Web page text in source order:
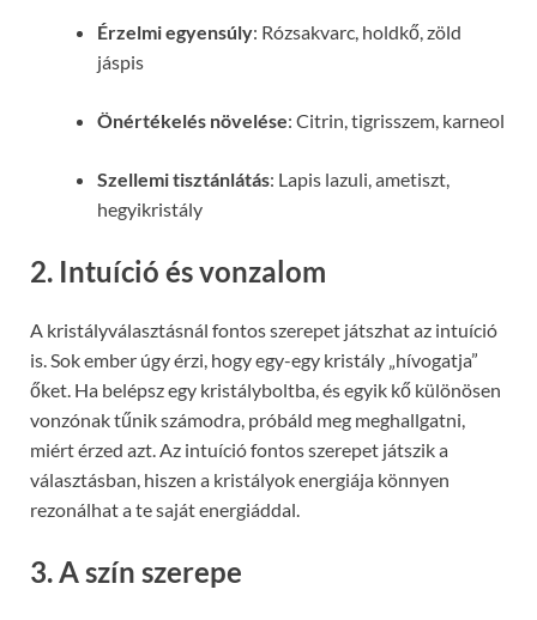
Érzelmi egyensúly: Rózsakvarc, holdkő, zöld
jáspis
Önértékelés növelése: Citrin, tigrisszem, karneol
Szellemi tisztánlátás: Lapis lazuli, ametiszt,
hegyikristály
2. Intuíció és vonzalom
A kristályválasztásnál fontos szerepet játszhat az intuíció
is. Sok ember úgy érzi, hogy egy-egy kristály „hívogatja”
őket. Ha belépsz egy kristályboltba, és egyik kő különösen
vonzónak tűnik számodra, próbáld meg meghallgatni,
miért érzed azt. Az intuíció fontos szerepet játszik a
választásban, hiszen a kristályok energiája könnyen
rezonálhat a te saját energiáddal.
3. A szín szerepe